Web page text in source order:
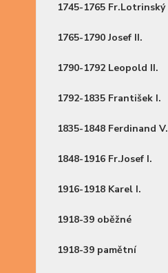
1745-1765 Fr.Lotrinský
1765-1790 Josef II.
1790-1792 Leopold II.
1792-1835 František I.
1835-1848 Ferdinand V.
1848-1916 Fr.Josef I.
1916-1918 Karel I.
1918-39 oběžné
1918-39 pamětní